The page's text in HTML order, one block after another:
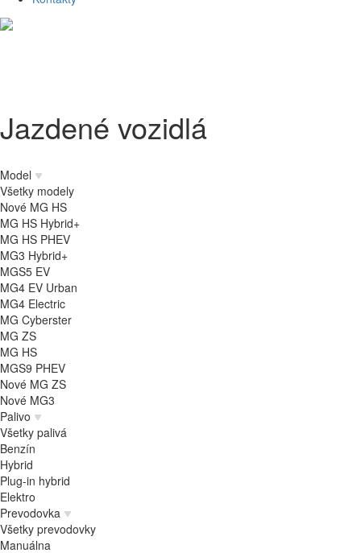
Jazdené vozidlá
Model
Všetky modely
Nové MG HS
MG HS Hybrid+
MG HS PHEV
MG3 Hybrid+
MGS5 EV
MG4 EV Urban
MG4 Electric
MG Cyberster
MG ZS
MG HS
MGS9 PHEV
Nové MG ZS
Nové MG3
Palivo
Všetky palivá
Benzín
Hybrid
Plug-in hybrid
Elektro
Prevodovka
Všetky prevodovky
Manuálna